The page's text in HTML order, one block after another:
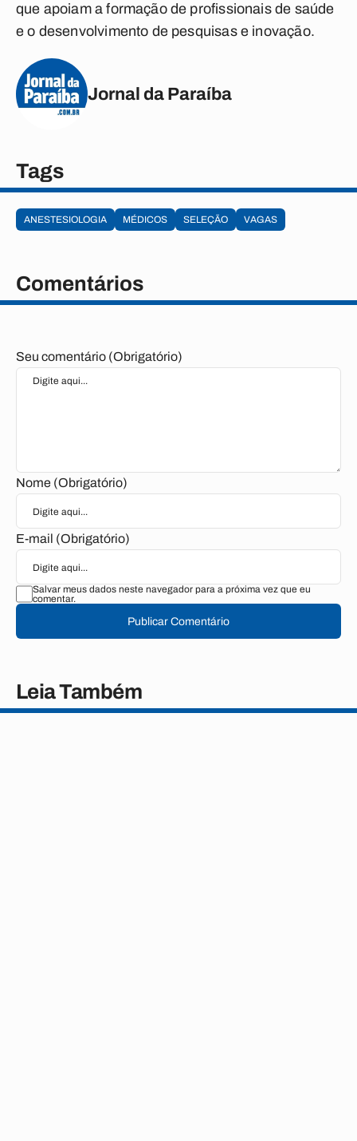
que apoiam a formação de profissionais de saúde
e o desenvolvimento de pesquisas e inovação.
Jornal da Paraíba
Tags
ANESTESIOLOGIA MÉDICOS SELEÇÃO VAGAS
Comentários
Seu comentário (Obrigatório)
Nome (Obrigatório)
E-mail (Obrigatório)
Salvar meus dados neste navegador para a próxima vez que eu
comentar.
Publicar Comentário
Leia Também